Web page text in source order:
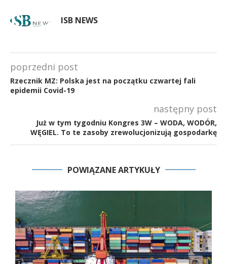
ISB NEWS
poprzedni post
Rzecznik MZ: Polska jest na początku czwartej fali
epidemii Covid-19
następny post
Już w tym tygodniu Kongres 3W – WODA, WODÓR,
WĘGIEL. To te zasoby zrewolucjonizują gospodarkę
POWIĄZANE ARTYKUŁY